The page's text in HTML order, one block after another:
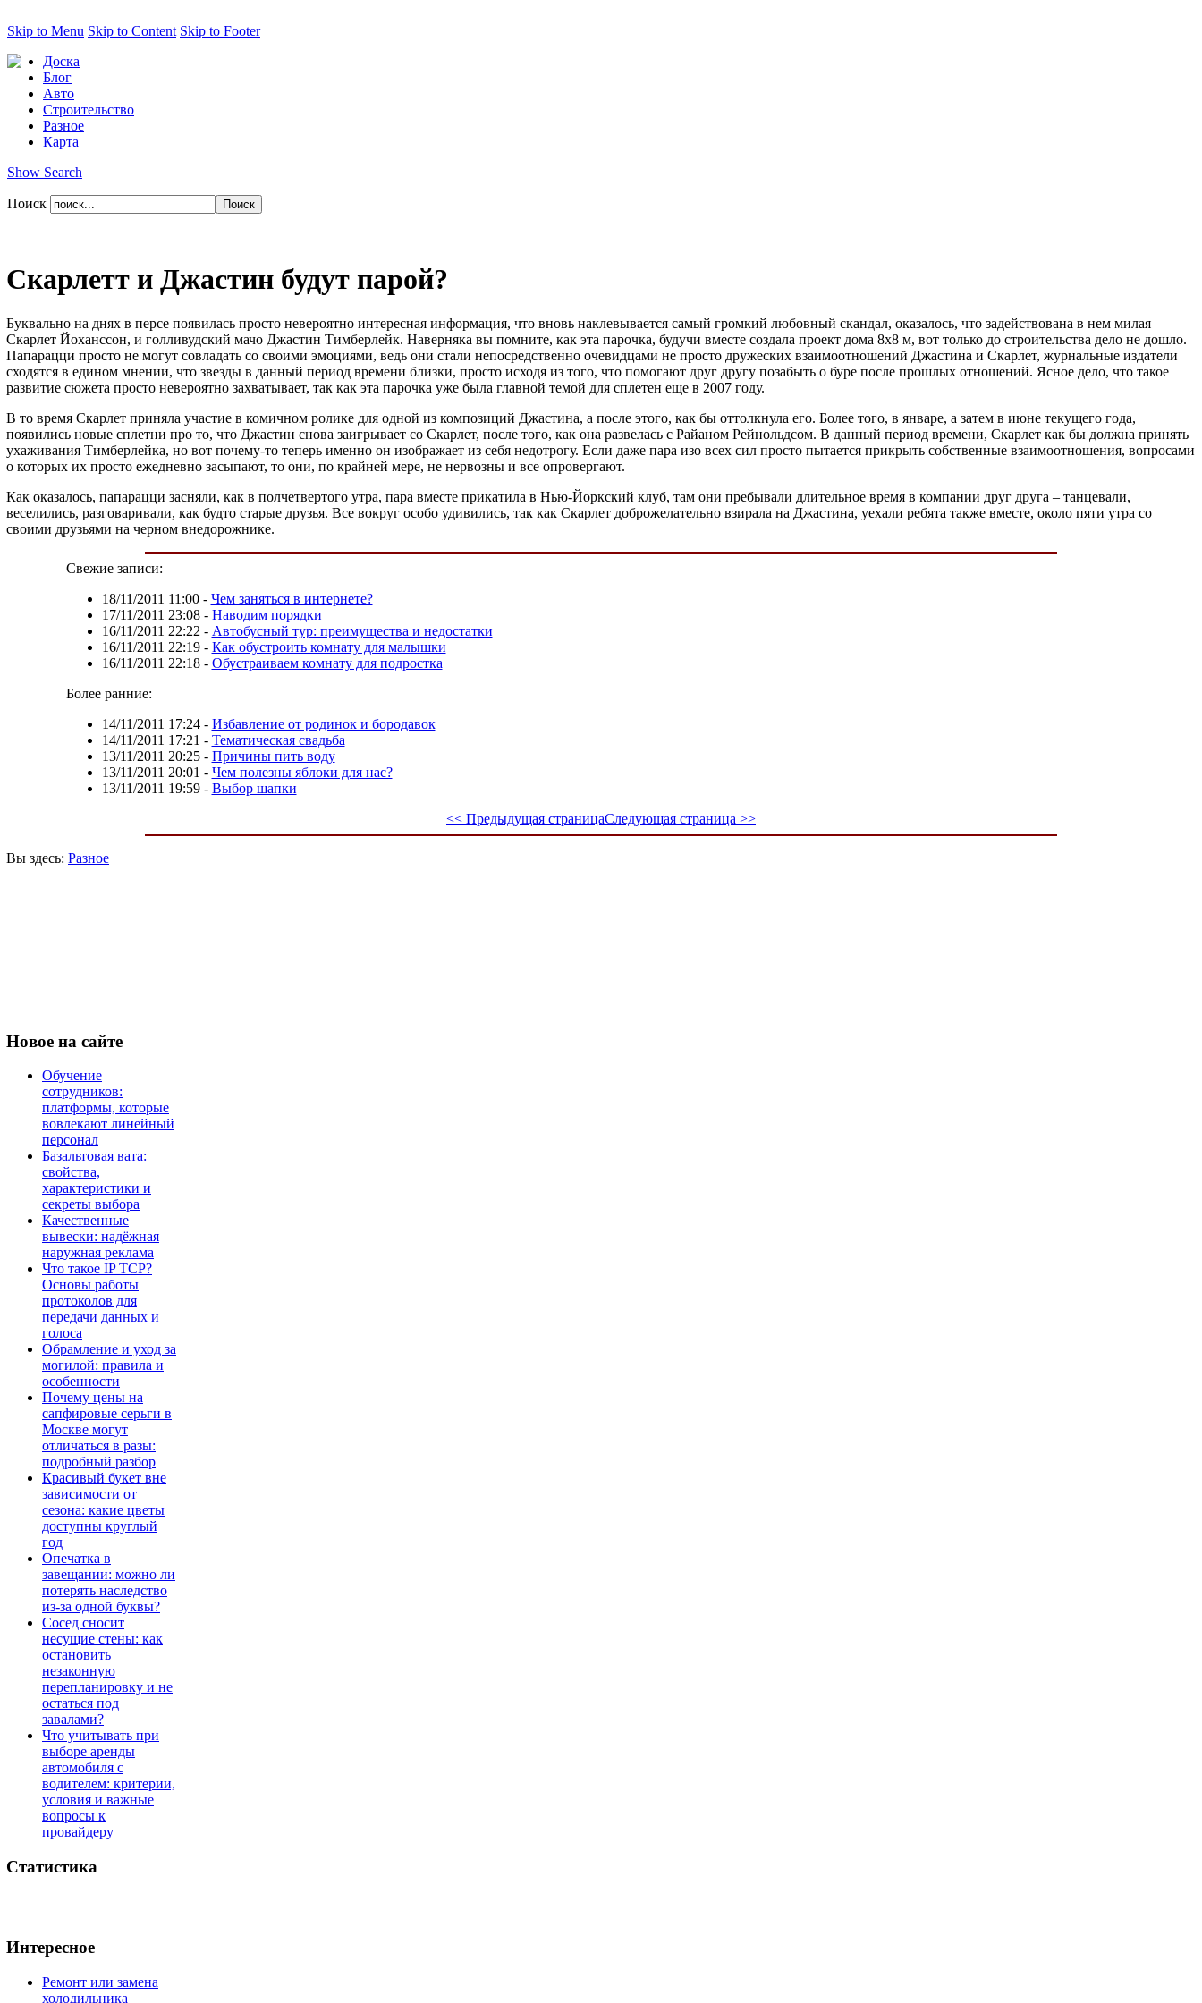
Skip to Menu Skip to Content Skip to Footer
Доска
Блог
Авто
Строительство
Разное
Карта
Show Search
Поиск
Скарлетт и Джастин будут парой?
Буквально на днях в персе появилась просто невероятно интересная информация, что вновь наклевывается самый громкий любовный скандал, оказалось, что задействована в нем милая
Скарлет Йоханссон, и голливудский мачо Джастин Тимберлейк. Наверняка вы помните, как эта парочка, будучи вместе создала проект дома 8х8 м, вот только до строительства дело не дошло.
Папарацци просто не могут совладать со своими эмоциями, ведь они стали непосредственно очевидцами не просто дружеских взаимоотношений Джастина и Скарлет, журнальные издатели
сходятся в едином мнении, что звезды в данный период времени близки, просто исходя из того, что помогают друг другу позабыть о буре после прошлых отношений. Ясное дело, что такое
развитие сюжета просто невероятно захватывает, так как эта парочка уже была главной темой для сплетен еще в 2007 году.
В то время Скарлет приняла участие в комичном ролике для одной из композиций Джастина, а после этого, как бы оттолкнула его. Более того, в январе, а затем в июне текущего года,
появились новые сплетни про то, что Джастин снова заигрывает со Скарлет, после того, как она развелась с Райаном Рейнольдсом. В данный период времени, Скарлет как бы должна принять
ухаживания Тимберлейка, но вот почему-то теперь именно он изображает из себя недотрогу. Если даже пара изо всех сил просто пытается прикрыть собственные взаимоотношения, вопросами
о которых их просто ежедневно засыпают, то они, по крайней мере, не нервозны и все опровергают.
Как оказалось, папарацци засняли, как в полчетвертого утра, пара вместе прикатила в Нью-Йоркский клуб, там они пребывали длительное время в компании друг друга – танцевали,
веселились, разговаривали, как будто старые друзья. Все вокруг особо удивились, так как Скарлет доброжелательно взирала на Джастина, уехали ребята также вместе, около пяти утра со
своими друзьями на черном внедорожнике.
Свежие записи:
18/11/2011 11:00- Чем заняться в интернете?
17/11/2011 23:08- Наводим порядки
16/11/2011 22:22 - Автобусный тур: преимущества и недостатки
16/11/2011 22:19- Как обустроить комнату для малышки
16/11/2011 22:18- Обустраиваем комнату для подростка
Более ранние:
14/11/2011 17:24- Избавление от родинок и бородавок
14/11/2011 17:21 - Тематическая свадьба
13/11/2011 20:25- Причины пить воду
13/11/2011 20:01 - Чем полезны яблоки для нас?
13/11/2011 19:59- Выбор шапки
<< Предыдущая страницаСледующая страница >>
Вы здесь: Разное
Новое на сайте
Обучение
сотрудников:
платформы, которые
вовлекают линейный
персонал
Базальтовая вата:
свойства,
характеристики и
секреты выбора
Качественные
вывески: надёжная
наружная реклама
Что такое IP TCP?
Основы работы
протоколов для
передачи данных и
голоса
Обрамление и уход за
могилой: правила и
особенности
Почему цены на
сапфировые серьги в
Москве могут
отличаться в разы:
подробный разбор
Красивый букет вне
зависимости от
сезона: какие цветы
доступны круглый
год
Опечатка в
завещании: можно ли
потерять наследство
из-за одной буквы?
Сосед сносит
несущие стены: как
остановить
незаконную
перепланировку и не
остаться под
завалами?
Что учитывать при
выборе аренды
автомобиля с
водителем: критерии,
условия и важные
вопросы к
провайдеру
Статистика
Интересное
Ремонт или замена
холодильника